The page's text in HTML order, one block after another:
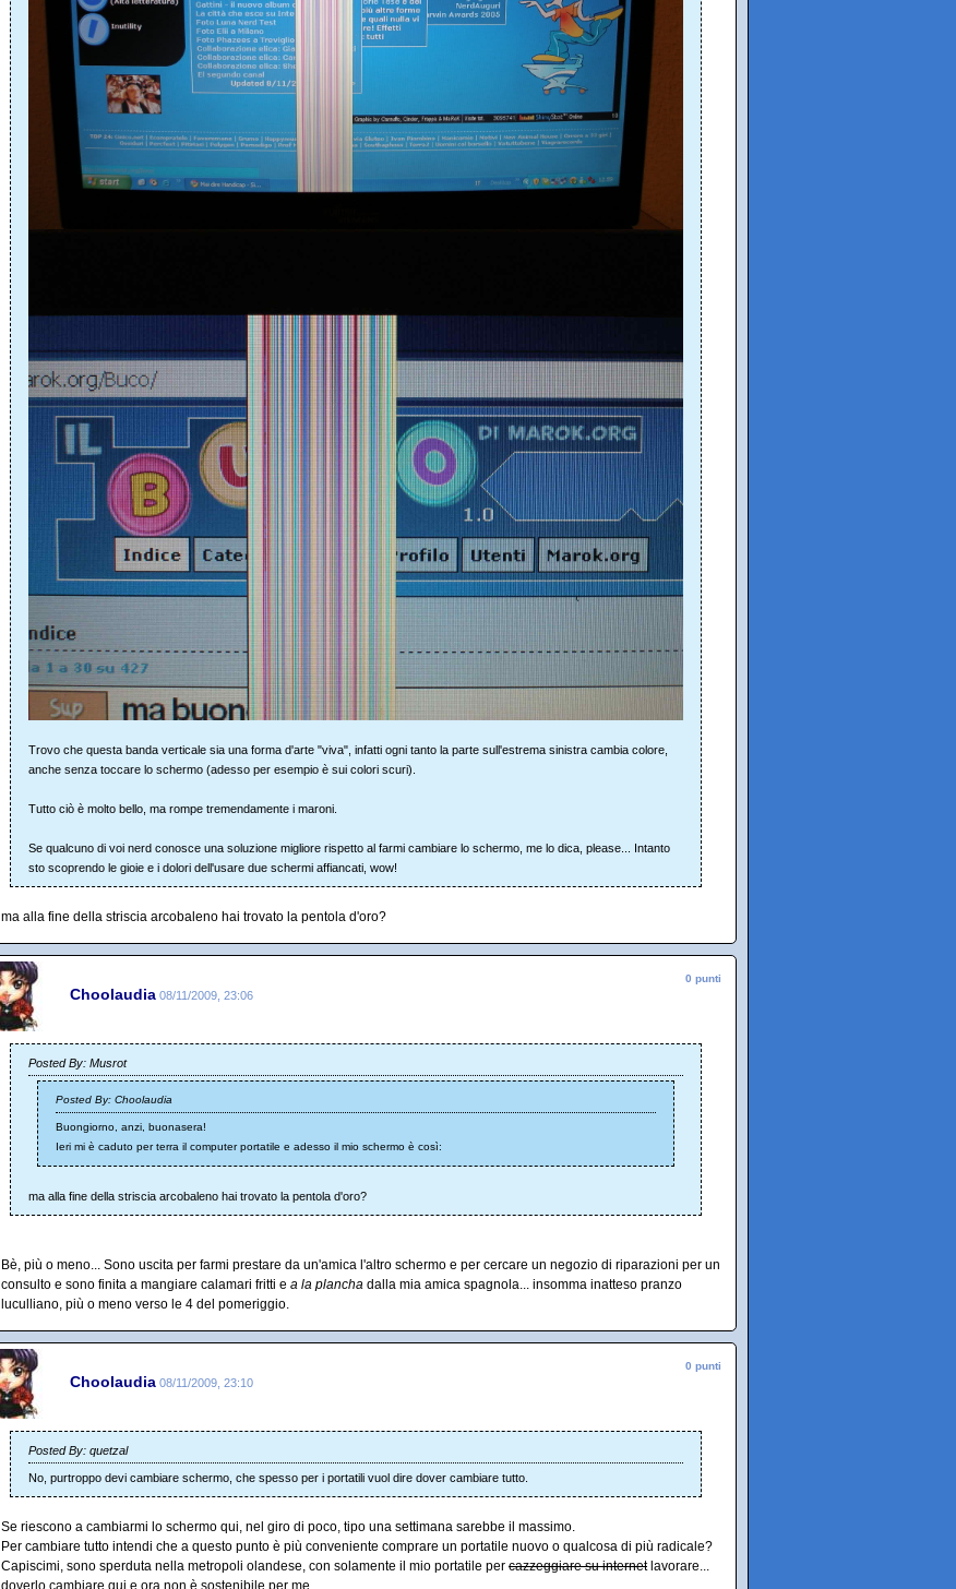
Trovo che questa banda verticale sia una forma d'arte "viva", infatti ogni tanto la parte sull'estrema sinistra cambia colore,
anche senza toccare lo schermo (adesso per esempio è sui colori scuri).
Tutto ciò è molto bello, ma rompe tremendamente i maroni.
Se qualcuno di voi nerd conosce una soluzione migliore rispetto al farmi cambiare lo schermo, me lo dica, please... Intanto
sto scoprendo le gioie e i dolori dell'usare due schermi affiancati, wow!
ma alla fine della striscia arcobaleno hai trovato la pentola d'oro?
Choolaudia 08/11/2009, 23:06
0 punti
Posted By: Musrot
Posted By: Choolaudia
Buongiorno, anzi, buonasera!
Ieri mi è caduto per terra il computer portatile e adesso il mio schermo è così:
ma alla fine della striscia arcobaleno hai trovato la pentola d'oro?
Bè, più o meno... Sono uscita per farmi prestare da un'amica l'altro schermo e per cercare un negozio di riparazioni per un
consulto e sono finita a mangiare calamari fritti e a la plancha dalla mia amica spagnola... insomma inatteso pranzo
luculliano, più o meno verso le 4 del pomeriggio.
Choolaudia 08/11/2009, 23:10
0 punti
Posted By: quetzal
No, purtroppo devi cambiare schermo, che spesso per i portatili vuol dire dover cambiare tutto.
Se riescono a cambiarmi lo schermo qui, nel giro di poco, tipo una settimana sarebbe il massimo.
Per cambiare tutto intendi che a questo punto è più conveniente comprare un portatile nuovo o qualcosa di più radicale?
Capiscimi, sono sperduta nella metropoli olandese, con solamente il mio portatile per cazzeggiare su internetlavorare...
doverlo cambiare qui e ora non è sostenibile per me.